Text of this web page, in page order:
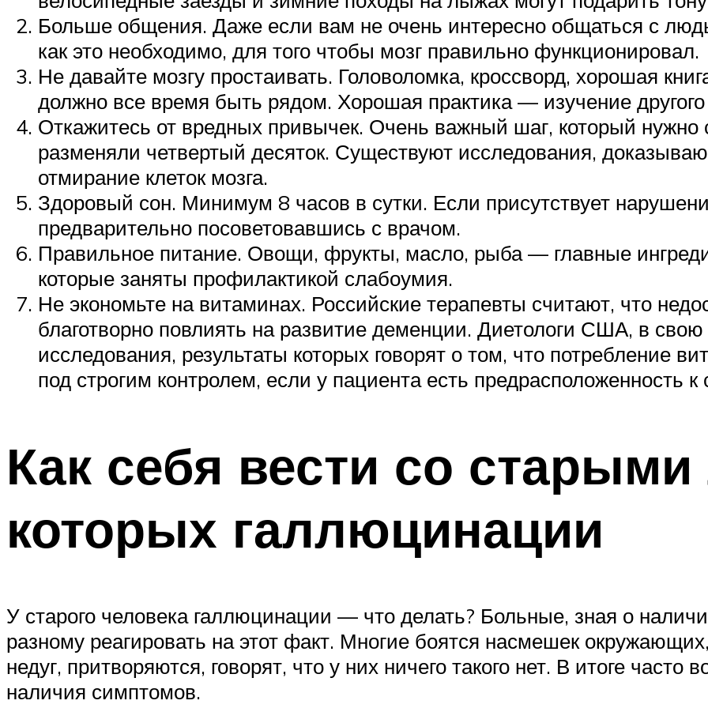
Больше общения. Даже если вам не очень интересно общаться с
как это необходимо, для того чтобы мозг правильно функционировал.
Не давайте мозгу простаивать. Головоломка, кроссворд, хорошая
должно все время быть рядом. Хорошая практика — изучение
Откажитесь от вредных привычек. Очень важный шаг, который нужно
разменяли четвертый десяток. Существуют исследования,
отмирание клеток мозга.
Здоровый сон. Минимум 8 часов в сутки. Если присутствует
предварительно посоветовавшись с врачом.
Правильное питание. Овощи, фрукты, масло, рыба — главные
которые заняты профилактикой слабоумия.
Не экономьте на витаминах. Российские терапевты считают, что
благотворно повлиять на развитие деменции. Диетологи США, в
исследования, результаты которых говорят о том, что потребление
под строгим контролем, если у пациента есть предрасположенность
Как себя вести со
которых галлюцинации
У старого человека галлюцинации — что делать? Больные, зная о
разному реагировать на этот факт. Многие боятся насмешек
недуг, притворяются, говорят, что у них ничего такого нет. В итоге
наличия симптомов.